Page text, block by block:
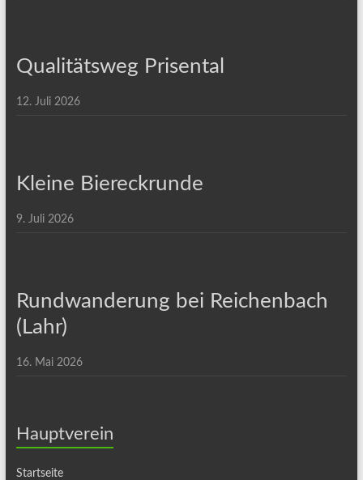
Qualitätsweg Prisental
12. Juli 2026
Kleine Biereckrunde
9. Juli 2026
Rundwanderung bei Reichenbach
(Lahr)
16. Mai 2026
Hauptverein
Startseite